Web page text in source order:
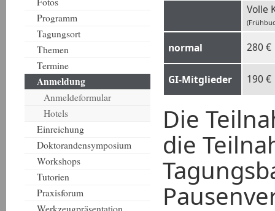
Programm
Tagungsort
Themen
Termine
Anmeldung
Anmeldeformular
Hotels
Einreichung
Doktorandensymposium
Workshops
Tutorien
Praxisforum
Werkzeugpräsentation
Volle
normal 280 €
GI-Mitglieder 190 €
Die
die